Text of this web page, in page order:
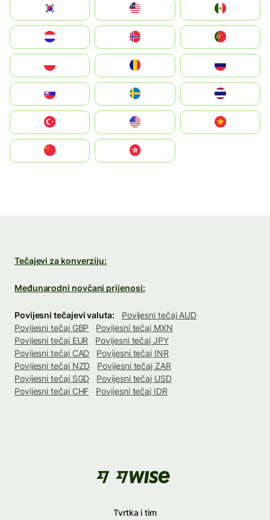
South Korea
United States
中國香港特別行政區
Tečajevi za konverziju:
Međunarodni novčani prijenosi:
Povijesni tečajevi valuta:
Povijesni tečaj AUD
Povijesni tečaj GBP
Povijesni tečaj MXN
Povijesni tečaj EUR
Povijesni tečaj JPY
Povijesni tečaj CAD
Povijesni tečaj INR
Povijesni tečaj NZD
Povijesni tečaj ZAR
Povijesni tečaj SGD
Povijesni tečaj USD
Povijesni tečaj CHF
Povijesni tečaj IDR
Tvrtka i tim